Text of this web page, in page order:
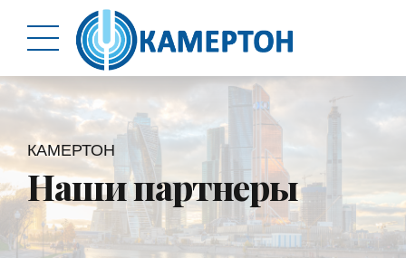
КАМЕРТОН
Наши партнеры